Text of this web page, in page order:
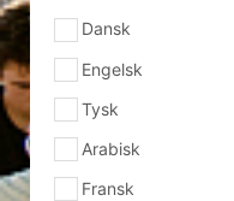
Dansk
Engelsk
Tysk
Arabisk
Fransk